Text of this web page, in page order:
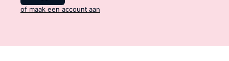
of maak een account aan